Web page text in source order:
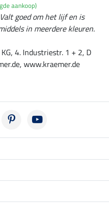
aankoop)
goed om het lijf en is
in meerdere kleuren.
4. Industriestr. 1 + 2, D
www.kraemer.de